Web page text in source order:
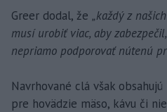
Greer dodal, že „každý z
musí urobiť viac, aby
nepriamo podporovať nútenú
Navrhované clá však
pre hovädzie mäso, kávu či